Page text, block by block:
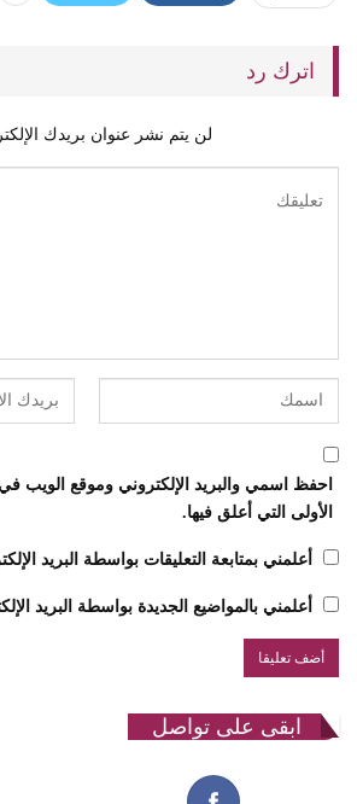
اترك رد
لن يتم نشر عنوان بريدك
احفظ اسمي والبريد الإلكتروني وموقع الويب
الأولى التي أعلق فيها.
أعلمني بمتابعة التعليقات بواسطة البريد
أعلمني بالمواضيع الجديدة بواسطة البريد
ابقى على تواصل